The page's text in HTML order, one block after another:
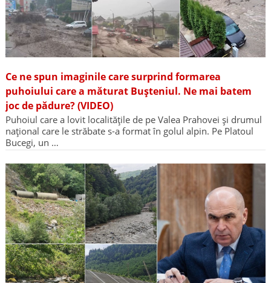
Ce ne spun imaginile care surprind formarea
puhoiului care a măturat Bușteniul. Ne mai batem
joc de pădure? (VIDEO)
Puhoiul care a lovit localitățile de pe Valea Prahovei și drumul
național care le străbate s-a format în golul alpin. Pe Platoul
Bucegi, un …